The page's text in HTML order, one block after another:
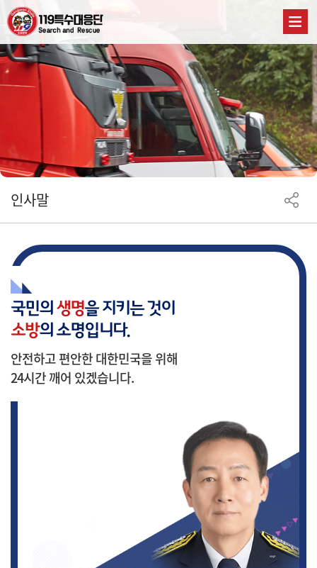
인사말
국민의생명을 지키는 것이
소방의 소명입니다.
안전하고 편안한 대한민국을 위해
24시간깨어 있겠습니다.